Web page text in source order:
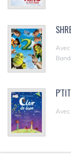
Avec